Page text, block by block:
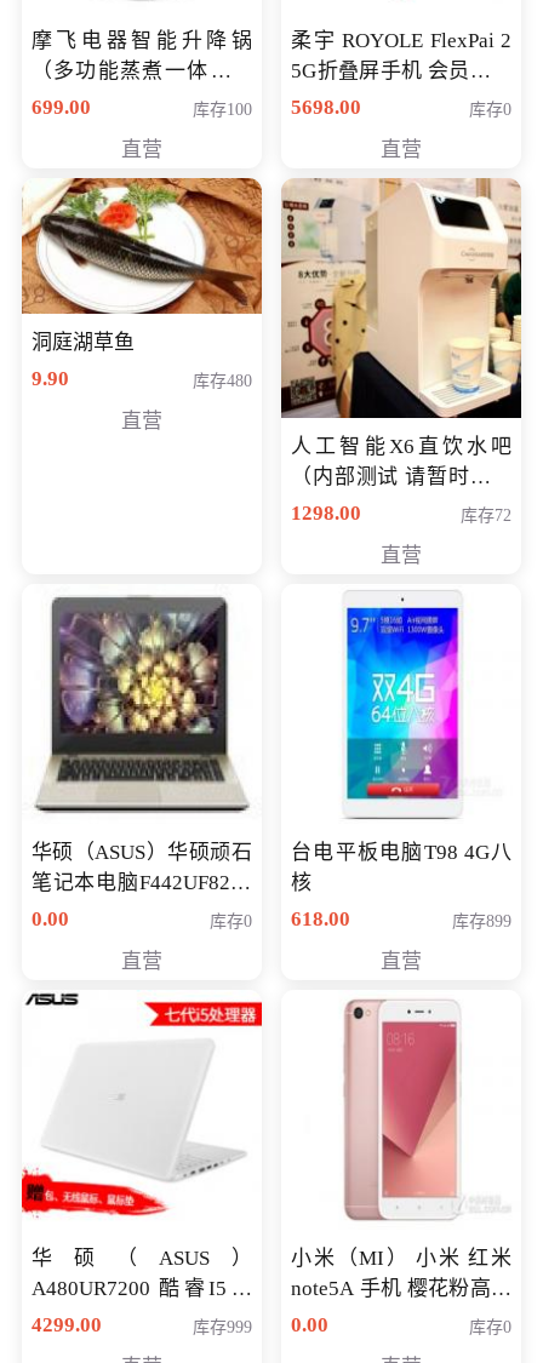
摩飞电器智能升降锅
（多功能蒸煮一体锅）
（智能升降养生锅） 会
699.00 库存100
直营
柔宇 ROYOLE FlexPai 2
5G折叠屏手机 会员专享
购买价格 4998元
5698.00 库存0
直营
洞庭湖草鱼
9.90
库存480
直营
人工智能X6直饮水吧
（内部测试 请暂时不要
购买）
1298.00 库存72
直营
华硕（ASUS）华硕顽石
笔记本电脑F442UF8250
八代独显轻薄办公商务
0.00 库存0
直营
台电平板电脑T98 4G八
核
618.00
库存899
直营
华硕（ASUS）
A480UR7200 酷睿I5超
薄学生办公游戏独显笔
4299.00 库存999
小米（MI） 小米 红米
note5A 手机 樱花粉高配
版 全网通(3G+32G)
0.00 库存0